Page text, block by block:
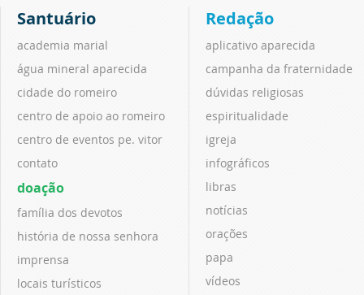
Santuário
academia marial
água mineral aparecida
cidade do romeiro
centro de apoio ao romeiro
centro de eventos pe. vitor
contato
doação
família dos devotos
história de nossa senhora
imprensa
locais turísticos
Redação
aplicativo aparecida
campanha da fraternidade
dúvidas religiosas
espiritualidade
igreja
infográficos
libras
notícias
orações
papa
vídeos